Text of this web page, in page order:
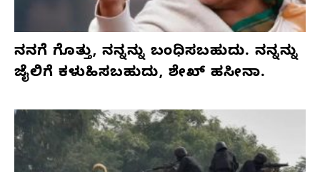
ನನಗೆ ಗೊತ್ತು, ನನ್ನನ್ನು ಬಂಧಿಸಬಹುದು. ನನ್ನನ್ನು
ಜೈಲಿಗೆ ಕಳುಹಿಸಬಹುದು, ಶೇಖ್ ಹಸೀನಾ.